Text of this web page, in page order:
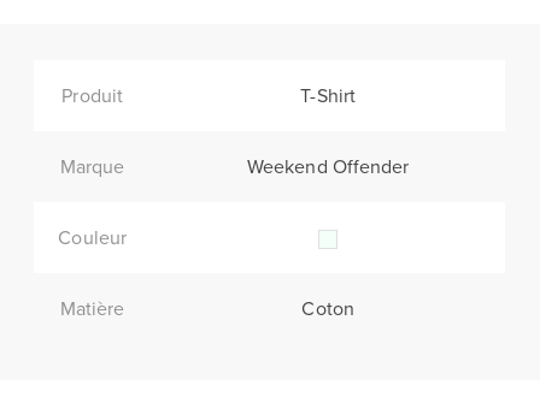
Produit T-Shirt
Marque Weekend Offender
Couleur
Matière Coton